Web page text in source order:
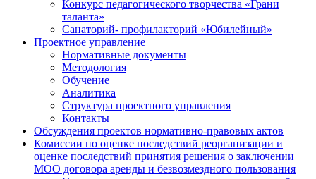
Конкурс педагогического творчества «Грани
таланта»
Санаторий- профилакторий «Юбилейный»
Проектное управление
Нормативные документы
Методология
Обучение
Аналитика
Структура проектного управления
Контакты
Обсуждения проектов нормативно-правовых актов
Комиссии по оценке последствий реорганизации и
оценке последствий принятия решения о заключении
МОО договора аренды и безвозмездного пользования